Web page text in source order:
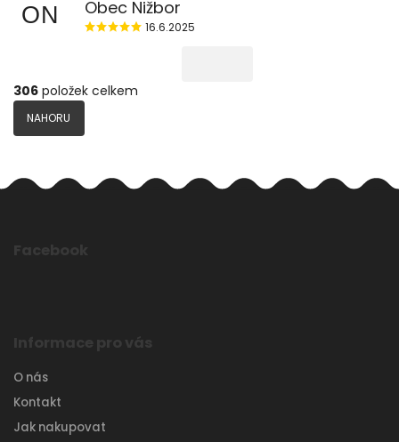
ON Obec Nižbor
16.6.2025
306 položek celkem
NAHORU
Facebook
Informace pro vás
O nás
Kontakt
Jak nakupovat